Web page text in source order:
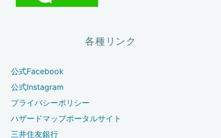
各種リンク
公式Facebook
公式Instagram
プライバシーポリシー
ハザードマップポータルサイト
三井住友銀行